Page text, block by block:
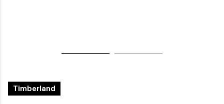
Timberland